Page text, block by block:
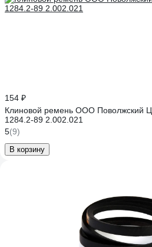
154 ₽
Клиновой ремень ООО Поволжский
1284.2-89 2.002.021
5(9)
В корзину